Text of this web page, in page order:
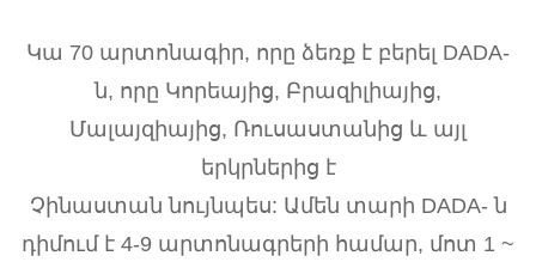
Կա 70 արտոնագիր, որը ձեռք է բերել DADA-
ն, որը Կորեայից, Բրազիլիայից,
Մալայզիայից, Ռուսաստանից և այլ
երկրներից է
Չինաստան նույնպես: Ամեն տարի DADA- ն
դիմում է 4-9 արտոնագրերի համար, մոտ 1 ~